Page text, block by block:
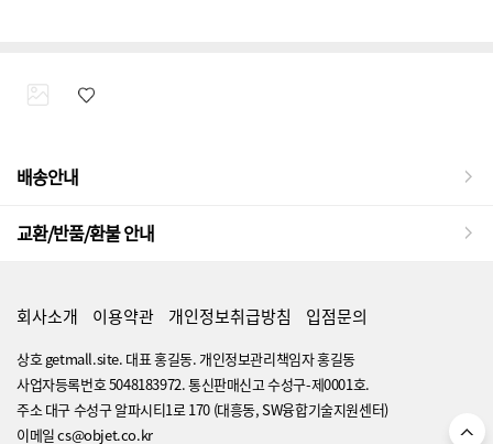
배송안내
교환/반품/환불 안내
회사소개 이용약관 개인정보취급방침 입점문의
상호 getmall.site. 대표 홍길동. 개인정보관리책임자 홍길동
사업자등록번호 5048183972. 통신판매신고 수성구-제0001호.
주소 대구 수성구 알파시티1로 170 (대흥동, SW융합기술지원센터)
이메일 cs@objet.co.kr